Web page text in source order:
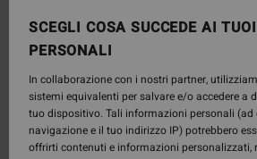
SCEGLI COSA SUCCEDE AI
PERSONALI
In collaborazione con i nostri partner,
sistemi equivalenti per salvare e/o accedere a
tuo dispositivo. Tali informazioni personali (ad
navigazione e il tuo indirizzo IP) potrebbero
offrirti contenuti e informazioni personalizzati,